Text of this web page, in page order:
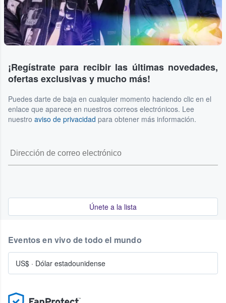
¡Regístrate para recibir las últimas novedades,
ofertas exclusivas y mucho más!
Puedes darte de baja en cualquier momento haciendo clic en el
enlace que aparece en nuestros correos electrónicos. Lee
nuestro aviso de privacidad para obtener más información.
Únete a la lista
Eventos en vivo de todo el mundo
US$ · Dólar estadounidense